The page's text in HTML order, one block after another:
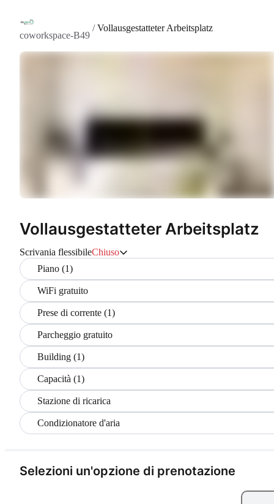
coworkspace-B49
/Vollausgestatteter Arbeitsplatz
Vollausgestatteter Arbeitsplatz
Scrivania flessibileChiuso
Piano (1)
WiFi gratuito
Prese di corrente (1)
Parcheggio gratuito
Building (1)
Capacità (1)
Stazione di ricarica
Condizionatore d'aria
Selezioni un'opzione di prenotazione